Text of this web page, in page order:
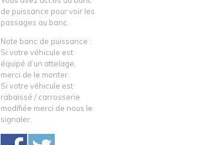
de puissance pour voir les
passages au banc.
Note banc de puissance :
Si votre véhicule est
équipé d’un attelage,
merci de le monter.
Si votre véhicule est
rabaissé / carrosserie
modifiée merci de nous le
signaler.